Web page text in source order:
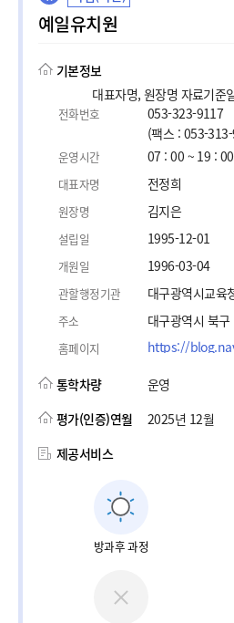
예일유치원
기본정보
대표자명, 원장명 자료기준
전화번호
053-323-9117
(팩스 : 053-
운영시간 07 : 00 ~ 19 : 00
대표자명 전정희
원장명 김지은
설립일 1995-12-01
개원일 1996-03-04
관할행정기관 대구광역시교육
주소 대구광역시 북
홈페이지
통학차량
운영
평가(인증)연월
2025년 12월
제공서비스
방과후 과정